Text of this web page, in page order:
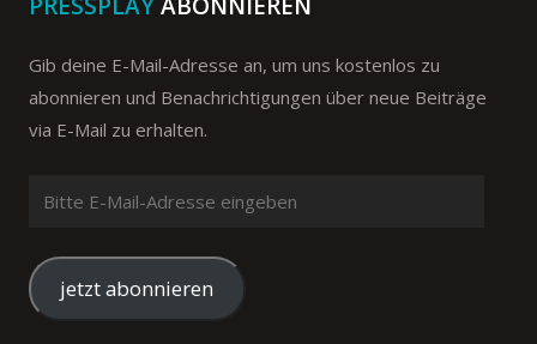
PRESSPLAYABONNIEREN
Gib deine E-Mail-Adresse an, um uns kostenlos zu
abonnieren und Benachrichtigungen über neue Beiträge
via E-Mail zu erhalten.
Mail-
Adresse
eingeben
jetzt abonnieren